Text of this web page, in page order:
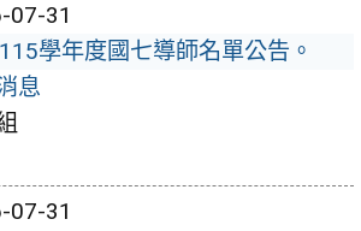
07-31
115學年度國七導師名單公告。
息
07-31